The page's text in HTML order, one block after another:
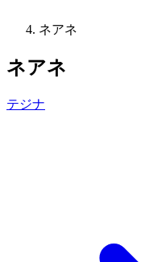
ネアネ
ネアネ
テジナ